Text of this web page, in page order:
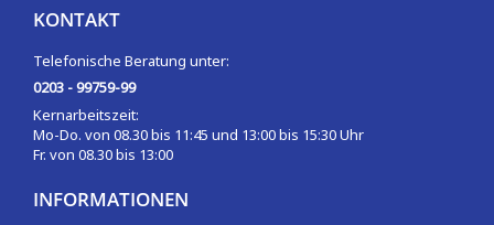
KONTAKT
Telefonische Beratung unter:
0203 - 99759-99
Kernarbeitszeit:
Mo-Do. von 08.30 bis 11:45 und 13:00 bis 15:30 Uhr
Fr. von 08.30 bis 13:00
INFORMATIONEN